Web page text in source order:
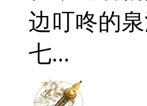
边叮咚的
七...